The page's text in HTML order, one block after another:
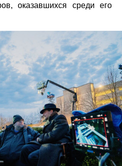
оказавшихся среди его